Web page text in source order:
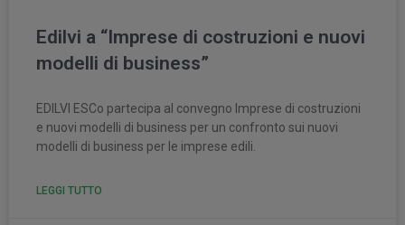
Edilvi a “Imprese di costruzioni e nuovi
modelli di business”
EDILVI ESCo partecipa al convegno Imprese di costruzioni
e nuovi modelli di business per un confronto sui nuovi
modelli di business per le imprese edili.
LEGGI TUTTO